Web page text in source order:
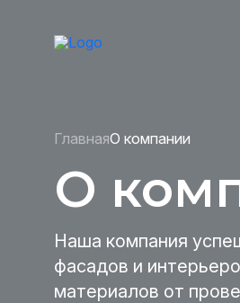
ГлавнаяО компании
О
Наша компания
фасадов и
материалов от